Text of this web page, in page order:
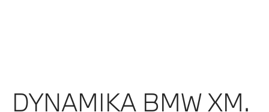
DYNAMIKA BMW XM.